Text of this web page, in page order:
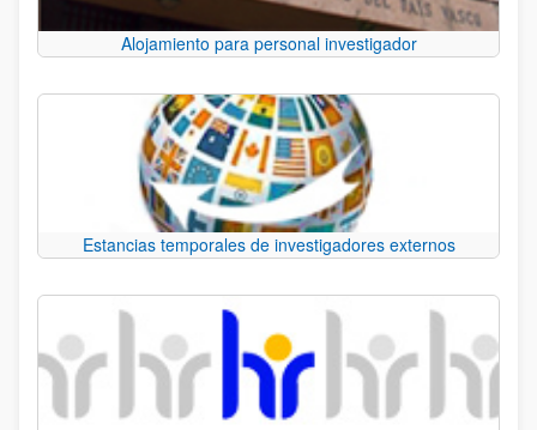
Alojamiento para personal investigador
Estancias temporales de investigadores externos